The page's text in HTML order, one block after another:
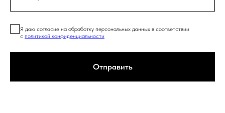
Я даю согласие на обработку персональных данных в соответствии
с политикой конфиденциальности
Отправить